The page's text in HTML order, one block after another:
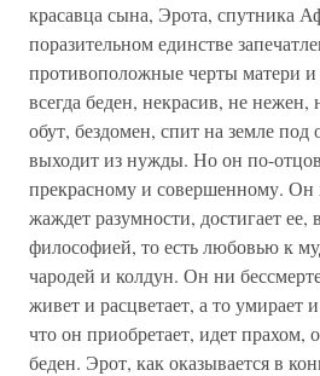
красавца сына, Эрота, спутника
поразительном единстве
противоположные черты матери
всегда беден, некрасив, не нежен,
обут, бездомен, спит на земле
выходит из нужды. Но он по-
прекрасному и совершенному. Он
жаждет разумности, достигает ее,
философией, то есть любовью к
чародей и колдун. Он ни
живет и расцветает, а то умирает
что он приобретает, идет прахом,
беден. Эрот, как оказывается в